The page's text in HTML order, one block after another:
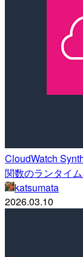
CloudWatch
関数のランタイ
katsumata
2026.03.10